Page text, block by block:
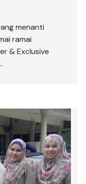
menanti
ramai
& Exclusive